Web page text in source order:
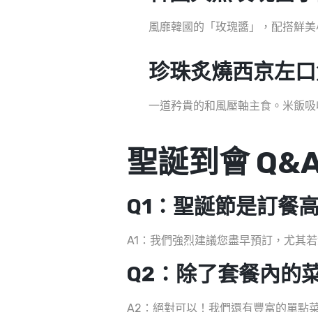
風靡韓國的「玫瑰醬」，配搭鮮
珍珠炙燒西京左
一道矜貴的和風壓軸主食。米飯
聖誕到會
Q1：聖誕節是訂餐
A1：我們強烈建議您盡早預訂，尤其
Q2：除了套餐內的
A2：絕對可以！我們還有豐富的單點